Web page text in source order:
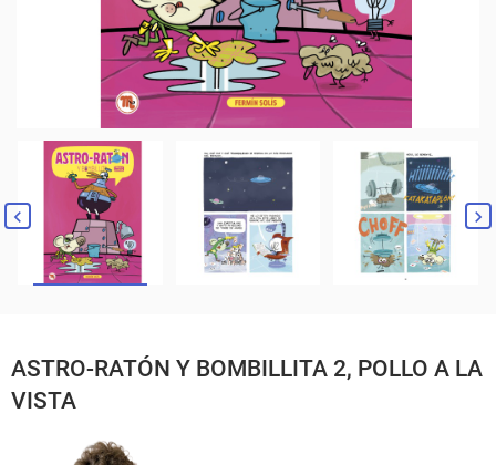
ASTRO-RATÓN Y BOMBILLITA 2, POLLO A LA
VISTA